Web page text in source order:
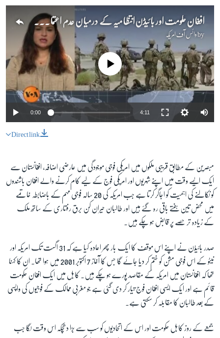
افغان حکومت اور بائیڈن انتظامیہ کے درمیان عدم اعتماد بڑھ رہا ہے؟
byوائس آف امریکہ
No media source currently available
0:00 4:11
Direct link
مبصرین کے مطابق قریبی ملکوں میں امریکی فوجی موجودگی میں عارضی اضافہ، افغانستان سے
ایک ایسے وقت میں اپنے شہریوں اور امریکی فوج کے لیے کام کرنے والے افغان باشندوں
کو نکالنے کی اہمیت کو اجاگر کرتا ہے جب امریکہ کی 20 سالہ فوجی مہم کے باضابطہ خاتمے
میں محض تین ہفتے باقی رہ گئے ہیں اور طالبان حیران کن برق رفتاری کے ساتھ ملک
کے زیادہ تر حصے پر قابض ہو چکے ہیں۔
صدر بائیڈن نے اپنے اس موقف کا ایک بار پھر اعادہ کیا ہے کہ 31 اگست تک امریکہ اور
نیٹو کے اس فوجی مشن کو ختم کر دیا جائے گا جس کا آغاز 7 اکتوبر 2001 میں ہوا تھا۔ ان کا کہنا
تھا کہ افغانستان میں امریکہ کے مقاصد پورے ہو چکے ہیں۔ کابل میں ایک افغان حکومت
قائم ہے اور ایک ایسی افغان فوج تیار کر دی گئی ہے جو مغربی ممالک کے فوجیوں کی واپسی
کے بعد طالبان کا مقابلہ کر سکتی ہے۔
جمعے کے روز کابل حکومت اور اس کے اتحادیوں کو سب سے بڑا دھچکہ اس وقت لگا جب